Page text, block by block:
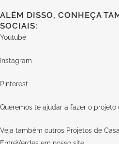
ALÉM DISSO, CONHEÇA
SOCIAIS:
Youtube
Instagram
Pinterest
Queremos te ajudar a fazer o projeto
Veja também outros Projetos de